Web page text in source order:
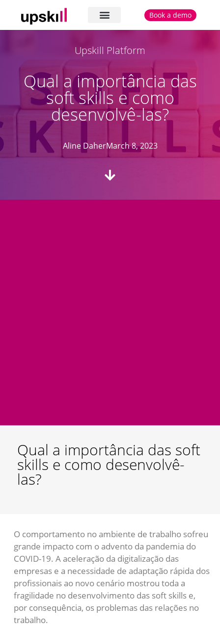
Book a demo
Upskill Platform
Qual a importância das
soft skills e como
desenvolvê-las?
Aline DaherMarch 8, 2023
Qual a importância das soft
skills e como desenvolvê-
las?
O comportamento no ambiente de trabalho sofreu
grande impacto com o advento da pandemia do
COVID-19. A aceleração da digitalização das
empresas e a necessidade de adaptação rápida dos
profissionais ao novo cenário mostrou toda a
fragilidade no desenvolvimento das soft skills e,
por consequência, os problemas das relações no
trabalho.